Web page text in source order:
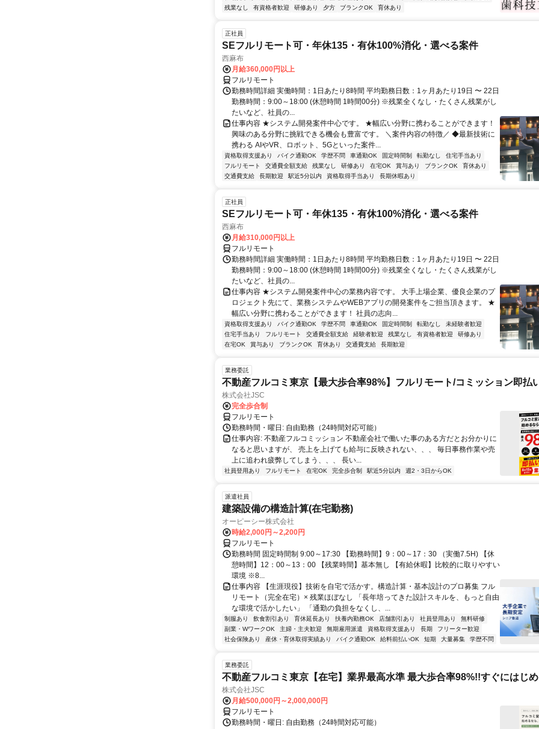
残業なし
有資格者歓迎 研修あり 夕方 ブランクOK 育休あり
正社員
SEフルリモート可・年休135・有休100%消化・選べる案件
西麻布
月給360,000円以上
フルリモート
勤務時間詳細 実働時間：1日あたり8時間 平均勤務日数：1ヶ月あたり19日 〜 22日
勤務時間：9:00～18:00 (休憩時間 1時間00分) ※残業全くなし・たくさん残業がし
たいなど、社員の...
仕事内容 ★システム開発案件中心です。 ★幅広い分野に携わることができます！
興味のある分野に挑戦できる機会も豊富です。 ＼案件内容の特徴／ ◆最新技術に
携わる AIやVR、ロボット、5Gといった案件...
資格取得支援あり バイク通勤OK 学歴不問 車通勤OK 固定時間制 転勤なし
住宅手当あり
フルリモート
交通費全額支給 残業なし 研修あり 在宅OK 賞与あり ブランクOK
育休あり
交通費支給
長期歓迎 駅近5分以内 資格取得手当あり 長期休暇あり
正社員
SEフルリモート可・年休135・有休100%消化・選べる案件
西麻布
月給310,000円以上
フルリモート
勤務時間詳細 実働時間：1日あたり8時間 平均勤務日数：1ヶ月あたり19日 〜 22日
勤務時間：9:00～18:00 (休憩時間 1時間00分) ※残業全くなし・たくさん残業がし
たいなど、社員の...
仕事内容 ★システム開発案件中心の業務内容です。 大手上場企業、優良企業のプ
ロジェクト先にて、業務システムやWEBアプリの開発案件をご担当頂きます。 ★
幅広い分野に携わることができます！ 社員の志向...
資格取得支援あり バイク通勤OK 学歴不問 車通勤OK 固定時間制 転勤なし
未経験者歓迎
住宅手当あり
フルリモート 交通費全額支給 経験者歓迎 残業なし 有資格者歓迎
研修あり
在宅OK
賞与あり ブランクOK 育休あり 交通費支給 長期歓迎
業務委託
不動産フルコミ東京【最大歩合率98%】フルリモート/コミッション即払
株式会社JSC
完全歩合制
フルリモート
勤務時間・曜日: 自由勤務（24時間対応可能）
仕事内容: 不動産フルコミッション 不動産会社で働いた事のある方だとお分かりに
なると思いますが、 売上を上げても給与に反映されない、、、 毎日事務作業や売
上に追われ疲弊してしまう、、、 長い...
社員登用あり フルリモート 在宅OK 完全歩合制 駅近5分以内 週2・3日からOK
派遣社員
建築設備の構造計算(在宅勤務)
オーピーシー株式会社
時給2,000円～2,200円
フルリモート
勤務時間 固定時間制 9:00～17:30 【勤務時間】9：00～17：30 （実働7.5H) 【休
憩時間】12：00～13：00 【残業時間】基本無し 【有給休暇】比較的に取りやすい
環境 ※8...
仕事内容 【生涯現役】技術を自宅で活かす。構造計算・基本設計のプロ募集 フル
リモート（完全在宅）× 残業ほぼなし 「長年培ってきた設計スキルを、もっと自由
な環境で活かしたい」 「通勤の負担をなくし、...
制服あり 飲食割引あり 育休延長あり 扶養内勤務OK 店舗割引あり 社員登用あり
無料研修
副業・WワークOK
主婦・主夫歓迎 無期雇用派遣 資格取得支援あり 長期
フリーター歓迎
社会保険あり
産休・育休取得実績あり バイク通勤OK 給料前払いOK 短期 大量募集 学歴不問
業務委託
不動産フルコミ東京【在宅】業界最高水準 最大歩合率98%!!すぐにはじ
株式会社JSC
月給500,000円～2,000,000円
フルリモート
勤務時間・曜日: 自由勤務（24時間対応可能）